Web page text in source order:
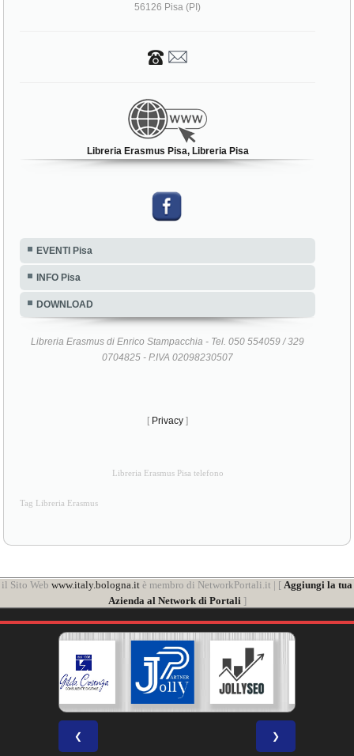
56126 Pisa (PI)
Libreria Erasmus Pisa, Libreria Pisa
EVENTI Pisa
INFO Pisa
DOWNLOAD
Libreria Erasmus di Enrico Stampacchia - Tel. 050 554059 / 329
0704825 - P.IVA 02098230507
[ Privacy ]
Libreria Erasmus Pisa telefono
Tag Libreria Erasmus
il Sito Web www.italy.bologna.it è membro di NetworkPortali.it | [ Aggiungi la tua
Azienda al Network di Portali ]
❮ ❯